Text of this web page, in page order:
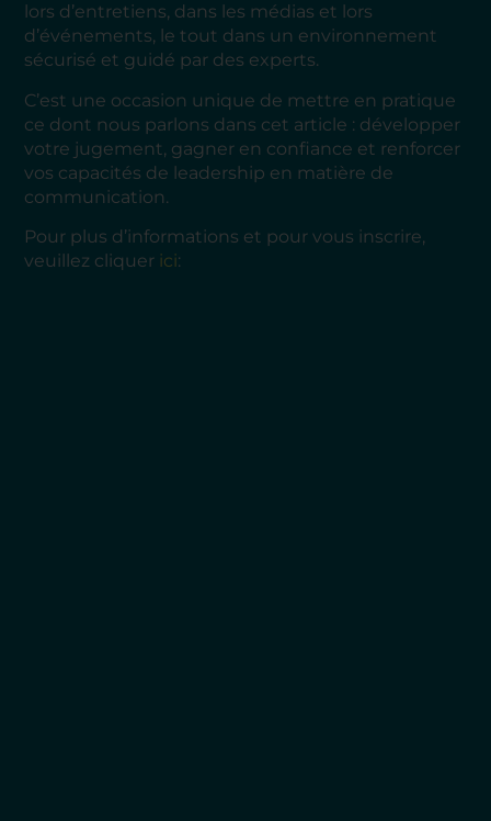
lors d’entretiens, dans les médias et lors
d’événements, le tout dans un environnement
sécurisé et guidé par des experts.
C’est une occasion unique de mettre en pratique
ce dont nous parlons dans cet article : développer
votre jugement, gagner en confiance et renforcer
vos capacités de leadership en matière de
communication.
Pour plus d’informations et pour vous inscrire,
veuillez cliquer ici: